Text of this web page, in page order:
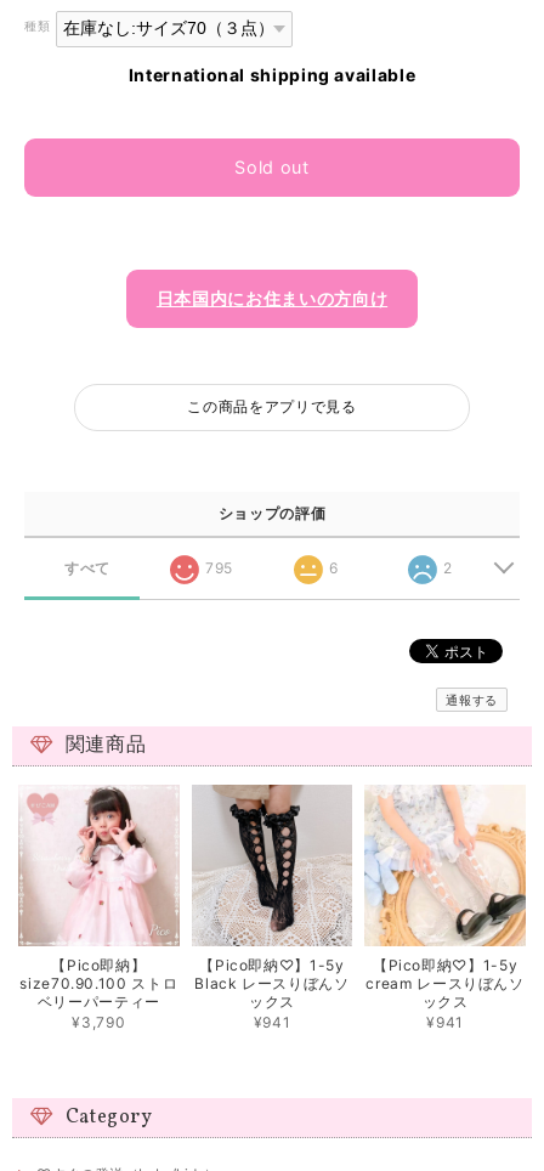
種類
International shipping available
Sold out
日本国内にお住まいの方向け
この商品をアプリで見る
ショップの評価
すべて 795 6 2
通報する
関連商品
【Pico即納】
size70.90.100 ストロ
ベリーパーティー
¥3,790
【Pico即納♡】1-5y
Black レースりぼんソ
ックス
¥941
【Pico即納♡】1-5y
cream レースりぼんソ
ックス
¥941
Category